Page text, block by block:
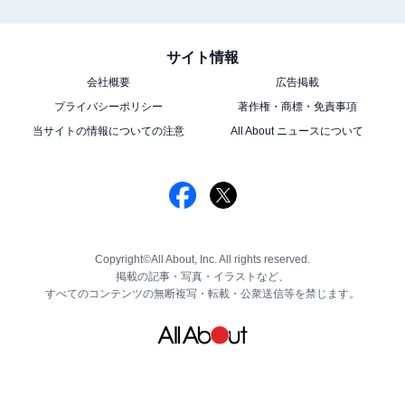
サイト情報
会社概要
広告掲載
プライバシーポリシー
著作権・商標・免責事項
当サイトの情報についての注意
All About ニュースについて
Copyright©All About, Inc. All rights reserved.
掲載の記事・写真・イラストなど、
すべてのコンテンツの無断複写・転載・公衆送信等を禁じます。